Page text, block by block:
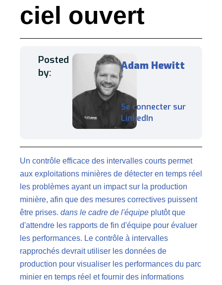
ciel ouvert
Posted
by:
Adam Hewitt
Se connecter sur
LinkedIn
Un contrôle efficace des intervalles courts permet
aux exploitations minières de détecter en temps réel
les problèmes ayant un impact sur la production
minière, afin que des mesures correctives puissent
être prises. dans le cadre de l'équipe plutôt que
d'attendre les rapports de fin d'équipe pour évaluer
les performances. Le contrôle à intervalles
rapprochés devrait utiliser les données de
production pour visualiser les performances du parc
minier en temps réel et fournir des informations